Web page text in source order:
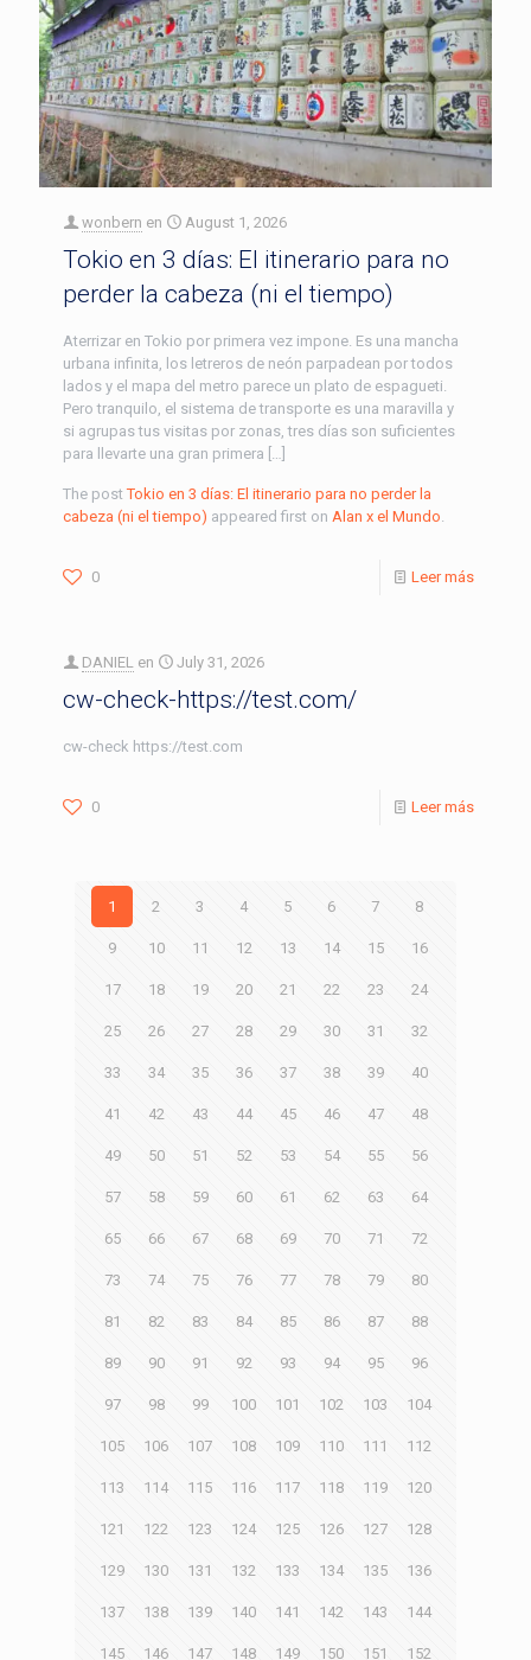
wonbern en August 1, 2026
Tokio en 3 días: El itinerario para no
perder la cabeza (ni el tiempo)
Aterrizar en Tokio por primera vez impone. Es una mancha
urbana infinita, los letreros de neón parpadean por todos
lados y el mapa del metro parece un plato de espagueti.
Pero tranquilo, el sistema de transporte es una maravilla y
si agrupas tus visitas por zonas, tres días son suficientes
para llevarte una gran primera […]
The postTokio en 3 días: El itinerario para no perder la
cabeza (ni el tiempo) appeared first on Alan x el Mundo.
0 Leer más
DANIEL en July 31, 2026
cw-check-https://test.com/
cw-check https://test.com
0 Leer más
1 2 3 4 5 6 7 8
9 10 11 12 13 14 15 16
17 18 19 20 21 22 23 24
25 26 27 28 29 30 31 32
33 34 35 36 37 38 39 40
41 42 43 44 45 46 47 48
49 50 51 52 53 54 55 56
57 58 59 60 61 62 63 64
65 66 67 68 69 70 71 72
73 74 75 76 77 78 79 80
81 82 83 84 85 86 87 88
89 90 91 92 93 94 95 96
97 98 99 100 101 102 103 104
105 106 107 108 109 110 111 112
113 114 115 116 117 118 119 120
121 122 123 124 125 126 127 128
129 130 131 132 133 134 135 136
137 138 139 140 141 142 143 144
145 146 147 148 149 150 151 152